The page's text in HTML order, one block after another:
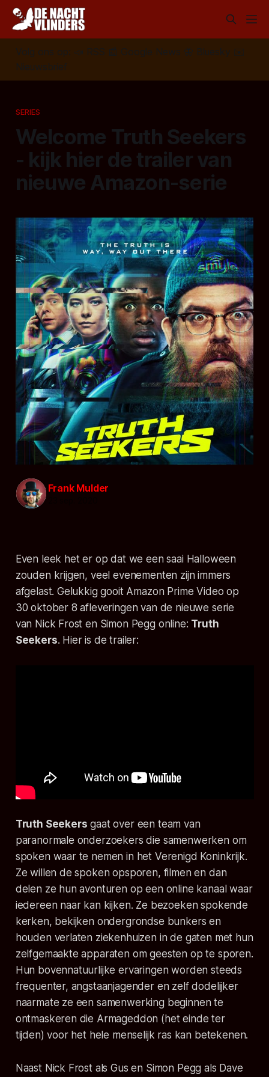
Volg ons op: 📣 RSS 📰 Google News 🦋 Bluesky
✉️
Nieuwsbrief
SERIES
Welcome Truth Seekers
- kijk hier de trailer van
nieuwe Amazon-serie
Frank Mulder
Even leek het er op dat we een saai Halloween
zouden krijgen, veel evenementen zijn immers
afgelast. Gelukkig gooit Amazon Prime Video op
30 oktober 8 afleveringen van de nieuwe serie
van Nick Frost en Simon Pegg online: Truth
Seekers. Hier is de trailer:
Truth Seekers gaat over een team van
paranormale onderzoekers die samenwerken om
spoken waar te nemen in het Verenigd Koninkrijk.
Ze willen de spoken opsporen, filmen en dan
delen ze hun avonturen op een online kanaal waar
iedereen naar kan kijken. Ze bezoeken spokende
kerken, bekijken ondergrondse bunkers en
houden verlaten ziekenhuizen in de gaten met hun
zelfgemaakte apparaten om geesten op te sporen.
Hun bovennatuurlijke ervaringen worden steeds
frequenter, angstaanjagender en zelf dodelijker
naarmate ze een samenwerking beginnen te
ontmaskeren die Armageddon (het einde ter
tijden) voor het hele menselijk ras kan betekenen.
Naast Nick Frost als Gus en Simon Pegg als Dave